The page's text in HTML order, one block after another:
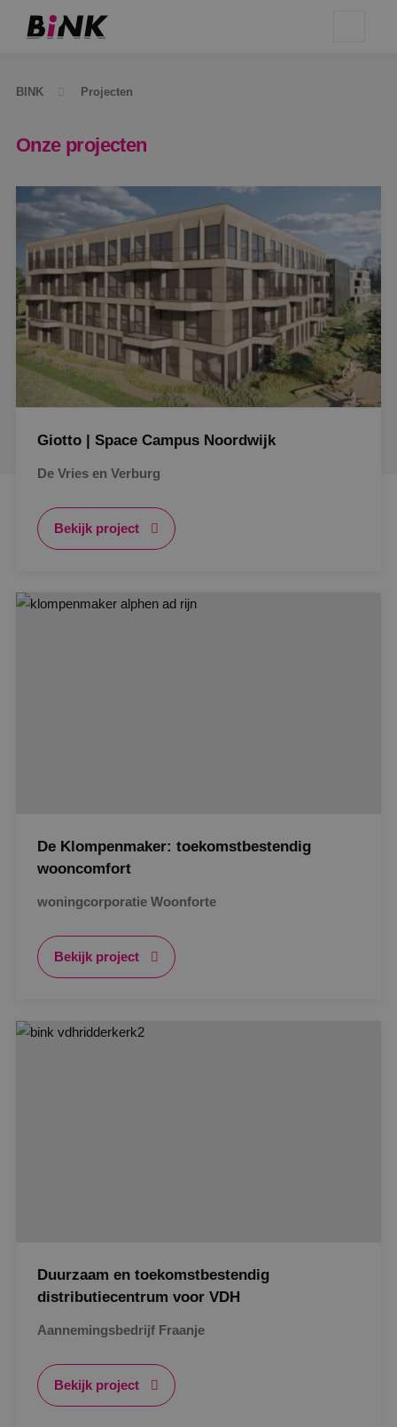
BINK Projecten
Onze projecten
Giotto | Space Campus Noordwijk
De Vries en Verburg
Bekijk project
De Klompenmaker: toekomstbestendig
wooncomfort
woningcorporatie Woonforte
Bekijk project
Duurzaam en toekomstbestendig
distributiecentrum voor VDH
Aannemingsbedrijf Fraanje
Bekijk project